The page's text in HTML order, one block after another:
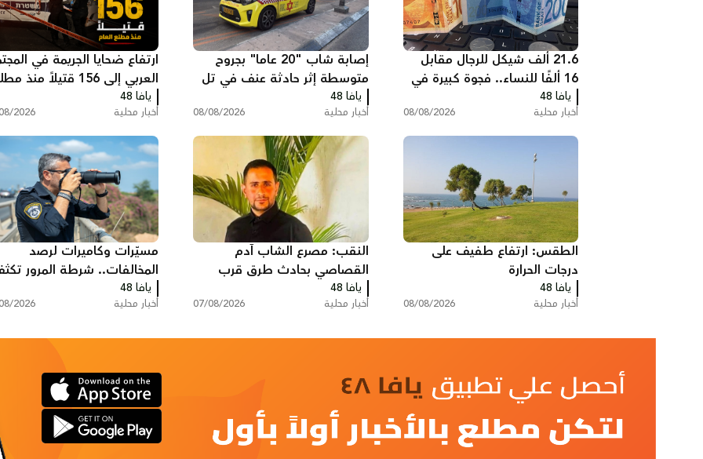
21.6 ألف شيكل للرجال مقابل
16 ألفًا للنساء.. فجوة كبيرة في
أجور القطاع العام
يافا 48
أخبار محلية 08/08/2026
إصابة شاب "20 عاما" بجروح
متوسطة إثر حادثة عنف في تل
أبيب
يافا 48
أخبار محلية 08/08/2026
ارتفاع ضحايا الجريمة في
العربي إلى 156 قتيلاً منذ
العام
يافا 48
أخبار محلية 2026
الطقس: ارتفاع طفيف على
درجات الحرارة
يافا 48
أخبار محلية 08/08/2026
النقب: مصرع الشاب آدم
القصاصي بحادث طرق قرب
حورة
يافا 48
أخبار محلية 07/08/2026
مسيّرات وكاميرات لرصد
المخالفات.. شرطة المرور
حملاتها على الطرق
يافا 48
أخبار محلية 2026